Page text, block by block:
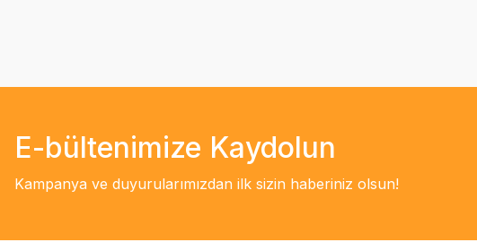
E-bültenimize Kaydolun
Kampanya ve duyurularımızdan ilk sizin haberiniz olsun!